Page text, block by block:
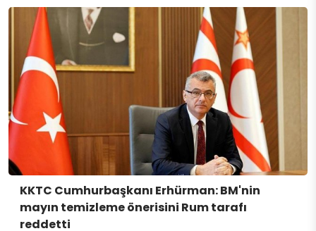
KKTC Cumhurbaşkanı Erhürman: BM'nin
mayın temizleme önerisini Rum tarafı
reddetti